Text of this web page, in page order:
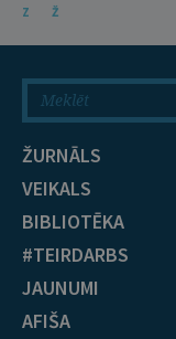
Z
Ž
ŽURNĀLS
VEIKALS
BIBLIOTĒKA
#TEIRDARBS
JAUNUMI
AFIŠA